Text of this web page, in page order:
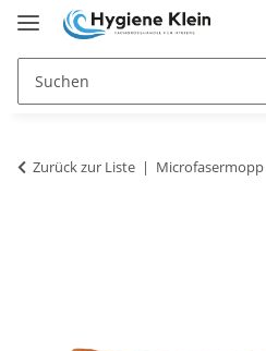
Zurück zur Liste Microfasermopp